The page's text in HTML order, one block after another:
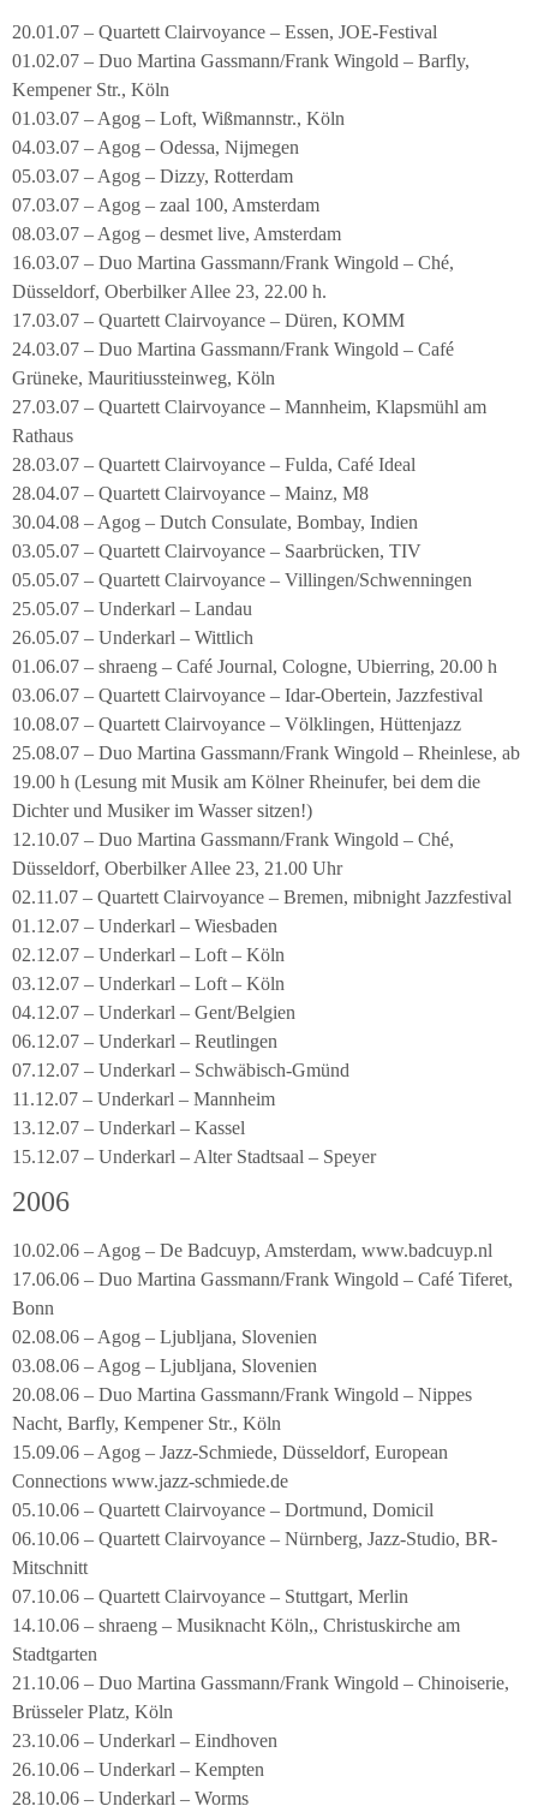
20.01.07 – Quartett Clairvoyance – Essen, JOE-Festival
01.02.07 – Duo Martina Gassmann/Frank Wingold – Barfly,
Kempener Str., Köln
01.03.07 – Agog – Loft, Wißmannstr., Köln
04.03.07 – Agog – Odessa, Nijmegen
05.03.07 – Agog – Dizzy, Rotterdam
07.03.07 – Agog – zaal 100, Amsterdam
08.03.07 – Agog – desmet live, Amsterdam
16.03.07 – Duo Martina Gassmann/Frank Wingold – Ché,
Düsseldorf, Oberbilker Allee 23, 22.00 h.
17.03.07 – Quartett Clairvoyance – Düren, KOMM
24.03.07 – Duo Martina Gassmann/Frank Wingold – Café
Grüneke, Mauritiussteinweg, Köln
27.03.07 – Quartett Clairvoyance – Mannheim, Klapsmühl am
Rathaus
28.03.07 – Quartett Clairvoyance – Fulda, Café Ideal
28.04.07 – Quartett Clairvoyance – Mainz, M8
30.04.08 – Agog – Dutch Consulate, Bombay, Indien
03.05.07 – Quartett Clairvoyance – Saarbrücken, TIV
05.05.07 – Quartett Clairvoyance – Villingen/Schwenningen
25.05.07 – Underkarl – Landau
26.05.07 – Underkarl – Wittlich
01.06.07 – shraeng – Café Journal, Cologne, Ubierring, 20.00 h
03.06.07 – Quartett Clairvoyance – Idar-Obertein, Jazzfestival
10.08.07 – Quartett Clairvoyance – Völklingen, Hüttenjazz
25.08.07 – Duo Martina Gassmann/Frank Wingold – Rheinlese, ab
19.00 h (Lesung mit Musik am Kölner Rheinufer, bei dem die
Dichter und Musiker im Wasser sitzen!)
12.10.07 – Duo Martina Gassmann/Frank Wingold – Ché,
Düsseldorf, Oberbilker Allee 23, 21.00 Uhr
02.11.07 – Quartett Clairvoyance – Bremen, mibnight Jazzfestival
01.12.07 – Underkarl – Wiesbaden
02.12.07 – Underkarl – Loft – Köln
03.12.07 – Underkarl – Loft – Köln
04.12.07 – Underkarl – Gent/Belgien
06.12.07 – Underkarl – Reutlingen
07.12.07 – Underkarl – Schwäbisch-Gmünd
11.12.07 – Underkarl – Mannheim
13.12.07 – Underkarl – Kassel
15.12.07 – Underkarl – Alter Stadtsaal – Speyer
2006
10.02.06 – Agog – De Badcuyp, Amsterdam, www.badcuyp.nl
17.06.06 – Duo Martina Gassmann/Frank Wingold – Café Tiferet,
Bonn
02.08.06 – Agog – Ljubljana, Slovenien
03.08.06 – Agog – Ljubljana, Slovenien
20.08.06 – Duo Martina Gassmann/Frank Wingold – Nippes
Nacht, Barfly, Kempener Str., Köln
15.09.06 – Agog – Jazz-Schmiede, Düsseldorf, European
Connections www.jazz-schmiede.de
05.10.06 – Quartett Clairvoyance – Dortmund, Domicil
06.10.06 – Quartett Clairvoyance – Nürnberg, Jazz-Studio, BR-
Mitschnitt
07.10.06 – Quartett Clairvoyance – Stuttgart, Merlin
14.10.06 – shraeng – Musiknacht Köln,, Christuskirche am
Stadtgarten
21.10.06 – Duo Martina Gassmann/Frank Wingold – Chinoiserie,
Brüsseler Platz, Köln
23.10.06 – Underkarl – Eindhoven
26.10.06 – Underkarl – Kempten
28.10.06 – Underkarl – Worms